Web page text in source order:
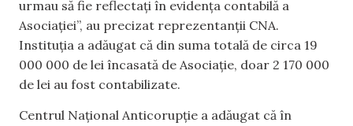
urmau să fie reflectați în evidența contabilă a
Asociației”, au precizat reprezentanții CNA.
Instituția a adăugat că din suma totală de circa 19
000 000 de lei încasată de Asociație, doar 2 170 000
de lei au fost contabilizate.
Centrul Național Anticorupție a adăugat că în